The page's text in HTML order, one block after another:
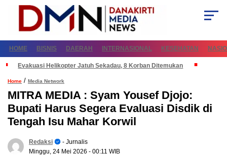
HOME BISNIS DAERAH INTERNASIONAL KESEHATAN
Evakuasi Helikopter Jatuh Sekadau, 8 Korban Ditemukan
Home / Media Network
MITRA MEDIA : Syam Yousef Djojo:
Bupati Harus Segera Evaluasi Disdik di
Tengah Isu Mahar Korwil
Redaksi
- Jurnalis
Minggu, 24 Mei 2026 - 00:11 WIB